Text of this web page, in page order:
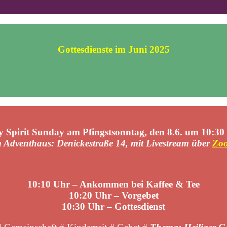
Gottesdienste im Juni 2025
Spirit Sunday am Pfingstsonntag, den 8.6. um
Adventhaus: Denickestraße 14, mit Livestream über
10:10 Uhr – Ankommen bei Kaffee & Tee
10:20 Uhr – Vorgebet
10:30 Uhr – Gottesdienst